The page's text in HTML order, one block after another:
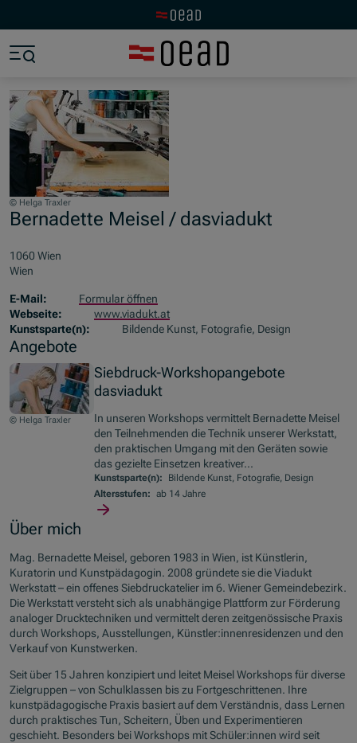
© Helga Traxler
Bernadette Meisel / dasviadukt
1060 Wien
Wien
E-Mail:
Formular öffnen
Webseite:
www.viadukt.at
Kunstsparte(n):
Bildende Kunst, Fotografie, Design
Angebote
© Helga Traxler
Siebdruck-Workshopangebote
dasviadukt
In unseren Workshops vermittelt Bernadette Meisel
den Teilnehmenden die Technik unserer Werkstatt,
den praktischen Umgang mit den Geräten sowie
das gezielte Einsetzen kreativer...
Kunstsparte(n):
Bildende Kunst, Fotografie, Design
Altersstufen: ab 14 Jahre
Über mich
Mag. Bernadette Meisel, geboren 1983 in Wien, ist Künstlerin,
Kuratorin und Kunstpädagogin. 2008 gründete sie die Viadukt
Werkstatt – ein offenes Siebdruckatelier im 6. Wiener Gemeindebezirk.
Die Werkstatt versteht sich als unabhängige Plattform zur Förderung
analoger Drucktechniken und vermittelt deren zeitgenössische Praxis
durch Workshops, Ausstellungen, Künstler:innenresidenzen und den
Verkauf von Kunstwerken.
Seit über 15 Jahren konzipiert und leitet Meisel Workshops für diverse
Zielgruppen – von Schulklassen bis zu Fortgeschrittenen. Ihre
kunstpädagogische Praxis basiert auf dem Verständnis, dass Lernen
durch praktisches Tun, Scheitern, Üben und Experimentieren
geschieht. Besonders bei Workshops mit Schüler:innen wird seit